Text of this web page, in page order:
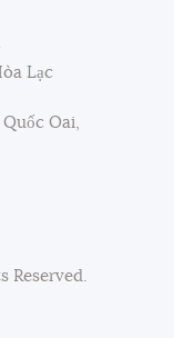
Lạc
Oai,
Reserved.